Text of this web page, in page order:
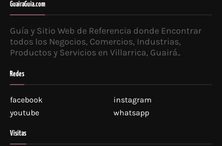
GuairaGuia.com
Guía y Sitio Web de Referencia donde Encontrar
todos los Negocios, Comercios, Industrias,
Productos y Servicios en Villarrica, Guairá..
Redes
facebook
instagram
youtube
whatsapp
Visitas